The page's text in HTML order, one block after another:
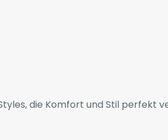
die Komfort und Stil perfekt